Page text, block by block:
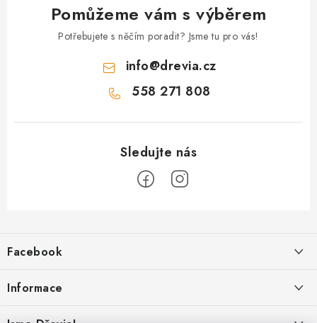
Pomůžeme vám s výběrem
Potřebujete s něčím poradit? Jsme tu pro vás!
info@drevia.cz
558 271 808
p
a
Facebook
Informace